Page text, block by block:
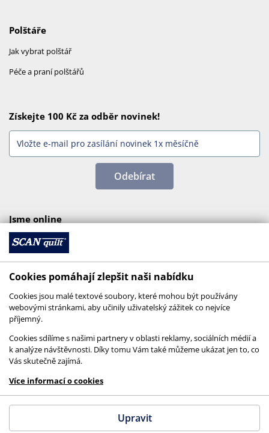
Polštáře
Jak vybrat polštář
Péče a praní polštářů
Získejte 100 Kč za odběr novinek!
Odebírat
Jsme online
© 2026 SCANquilt - všechna práva vyhrazena
This site is protected by reCAPTCHA and the
GooglePrivacy PolicyandTerms of Serviceapply.
Cookies pomáhají zlepšit naši nabídku
Cookies jsou malé textové soubory, které mohou být používány
webovými stránkami, aby učinily uživatelský zážitek co nejvíce
příjemný.
Cookies sdílíme s našimi partnery v oblasti reklamy, sociálních médií a
k analýze návštěvnosti. Díky tomu Vám také můžeme ukázat jen to, co
Vás skutečně zajímá.
Více informací o cookies
Upravit